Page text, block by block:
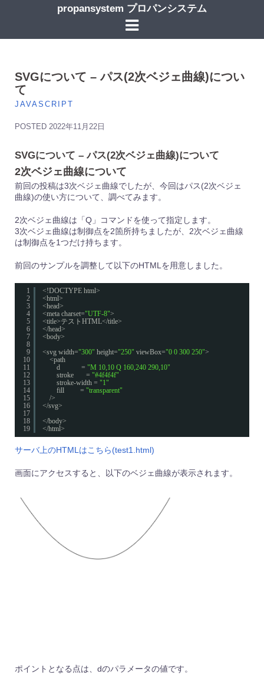
ン
propansystem プロパンシステム
SVGについて – パス(2次ベジェ曲線)につい
て
JAVASCRIPT
POSTED 2022年11月22日
SVGについて – パス(2次ベジェ曲線)について
2次ベジェ曲線について
前回の投稿は3次ベジェ曲線でしたが、今回はパス(2次ベジェ
曲線)の使い方について、調べてみます。
2次ベジェ曲線は「Q」コマンドを使って指定します。
3次ベジェ曲線は制御点を2箇所持ちましたが、2次ベジェ曲線
は制御点を1つだけ持ちます。
前回のサンプルを調整して以下のHTMLを用意しました。
1
2
3
4
5
6
7
8
9
10
11
12
13
14
15
16
17
18
19
<!DOCTYPE html>
<html>
<head>
<meta charset="UTF-8">
<title>テストHTML</title>
</head>
<body>
<svg width="300" height="250" viewBox="0 0 300 250">
<path
d            = "M 10,10 Q 160,240 290,10"
stroke       = "#4f4f4f"
stroke-width = "1"
fill         = "transparent"
/>
</svg>
</body>
</html>
サーバ上のHTMLはこちら(test1.html)
画面にアクセスすると、以下のベジェ曲線が表示されます。
ポイントとなる点は、dのパラメータの値です。